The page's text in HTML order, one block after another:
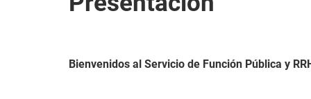
Bienvenidos al Servicio de Función Pública y